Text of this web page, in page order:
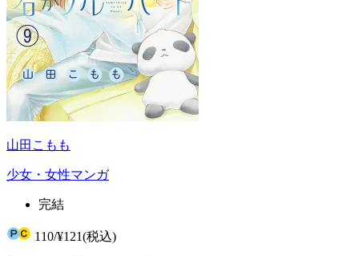
山田こもも
少女・女性マンガ
完結
110/¥121(税込)